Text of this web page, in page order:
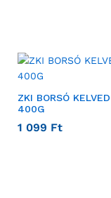
ZKI BORSÓ
400G
1 099 Ft